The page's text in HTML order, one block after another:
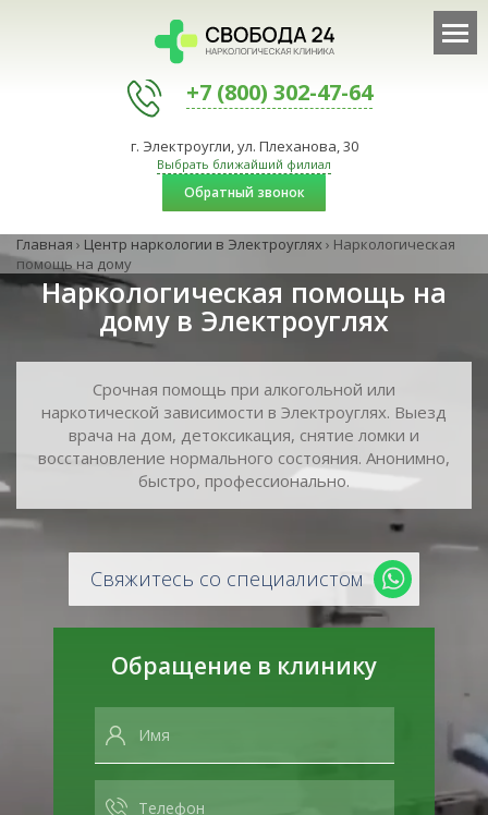
+7 (800) 302-47-64
г. Электроугли, ул. Плеханова, 30
Выбрать ближайший филиал
Обратный звонок
Главная › Центр наркологии в Электроуглях › Наркологическая
помощь на дому
Наркологическая помощь на
дому в Электроуглях
Срочная помощь при алкогольной или
наркотической зависимости в Электроуглях. Выезд
врача на дом, детоксикация, снятие ломки и
восстановление нормального состояния. Анонимно,
быстро, профессионально.
Свяжитесь со специалистом
Обращение в клинику